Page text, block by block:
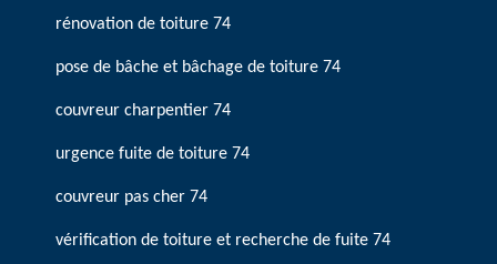
rénovation de toiture 74
pose de bâche et bâchage de toiture 74
couvreur charpentier 74
urgence fuite de toiture 74
couvreur pas cher 74
vérification de toiture et recherche de fuite 74